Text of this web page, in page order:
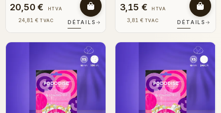
20,50 € HTVA
24,81 € TVAC DÉTAILS →
3,15 € HTVA
3,81 € TVAC DÉTAILS →